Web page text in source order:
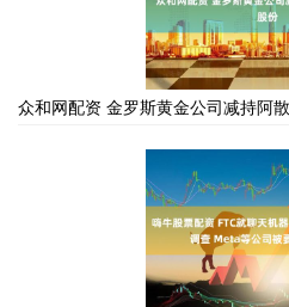
众和网配资 金罗斯黄金公司减持阿